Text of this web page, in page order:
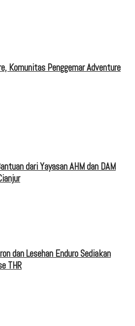
Komunitas Penggemar Adventure
dari Yayasan AHM dan DAM
dan Lesehan Enduro Sediakan
THR